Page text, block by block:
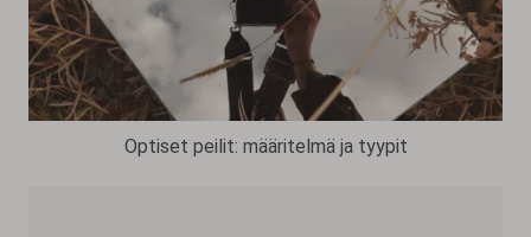
Optiset peilit: määritelmä ja tyypit